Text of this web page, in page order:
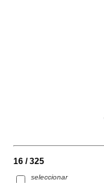
16 / 325
seleccionar